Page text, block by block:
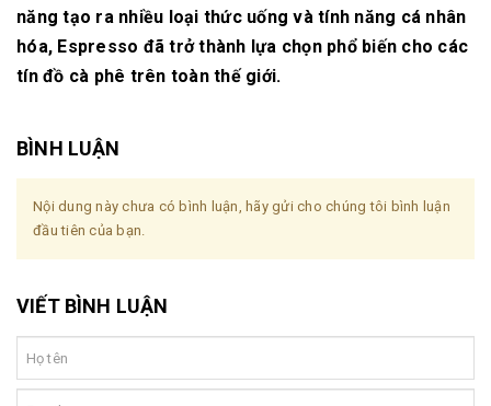
năng tạo ra nhiều loại thức uống và tính năng cá nhân
hóa, Espresso đã trở thành lựa chọn phổ biến cho các
tín đồ cà phê trên toàn thế giới.
BÌNH LUẬN
Nội dung này chưa có bình luận, hãy gửi cho chúng tôi bình luận
đầu tiên của bạn.
VIẾT BÌNH LUẬN